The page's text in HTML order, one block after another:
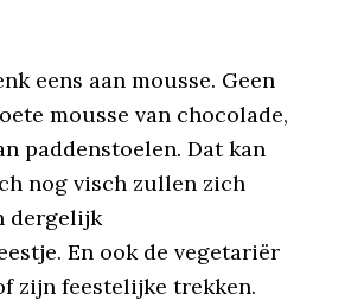
eens aan mousse. Geen
mousse van chocolade,
paddenstoelen. Dat kan
nog visch zullen zich
dergelijk
En ook de vegetariër
zijn feestelijke trekken.